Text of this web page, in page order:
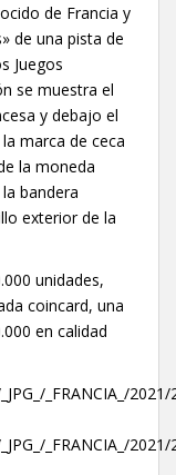
de Francia y
de una pista de
Juegos
se muestra el
y debajo el
marca de ceca
la moneda
bandera
exterior de la
unidades,
coincard, una
en calidad